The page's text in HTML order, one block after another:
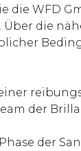
die WFD
die
der
Phase der